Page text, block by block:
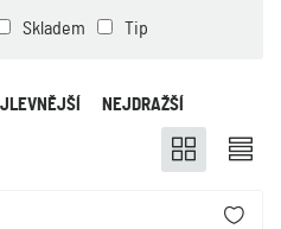
Skladem Tip
NEJDRAŽŠÍ